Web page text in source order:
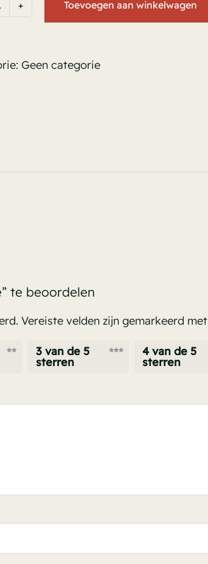
Toevoegen aan winkelwagen
Geen categorie
te beoordelen
Vereiste velden zijn gemarkeerd met
3 van de 5
sterren
4 van de 5
sterren